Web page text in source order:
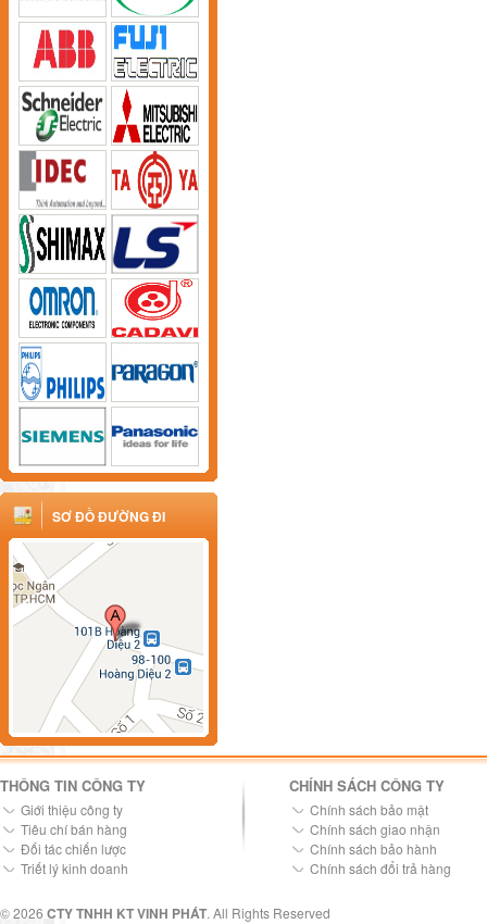
SƠ ĐỒ ĐƯỜNG ĐI
THÔNG TIN CÔNG TY
Giới thiệu công ty
Tiêu chí bán hàng
Đối tác chiến lược
Triết lý kinh doanh
CHÍNH SÁCH CÔNG TY
Chính sách bảo mật
Chính sách giao nhận
Chính sách bảo hành
Chính sách đổi trả hàng
© 2026 CTY TNHH KT VINH PHÁT. All Rights Reserved